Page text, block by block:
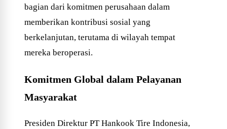
bagian dari komitmen perusahaan dalam
memberikan kontribusi sosial yang
berkelanjutan, terutama di wilayah tempat
mereka beroperasi.
Komitmen Global dalam Pelayanan
Masyarakat
Presiden Direktur PT Hankook Tire Indonesia,